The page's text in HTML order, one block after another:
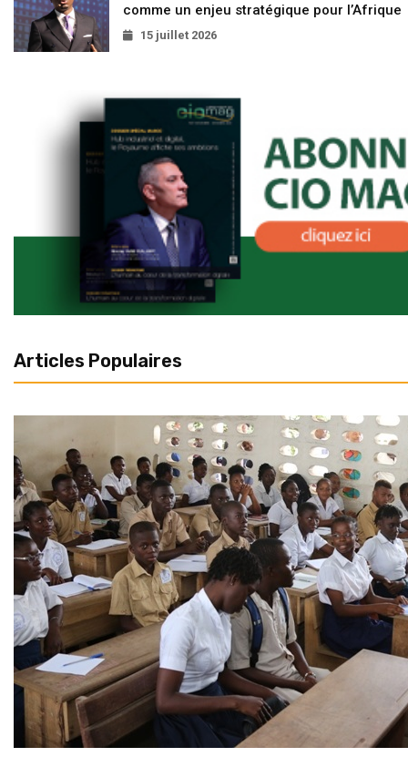
comme un enjeu stratégique pour l’Afrique
15 juillet 2026
Articles Populaires